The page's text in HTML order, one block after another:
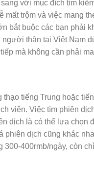
với mục đích tìm
mất trộm và việc mang
bắt buộc các bạn phải
thân tại Việt Nam
mà không cần phải
thạo tiếng Trung hoặc
viên. Việc tìm phiên
dịch là có thể lựa
phiên dịch cũng khác
400rmb/ngày, còn